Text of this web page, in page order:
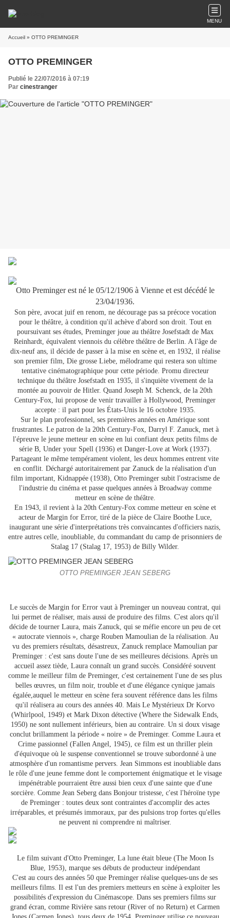
MENU
Accueil » OTTO PREMINGER
OTTO PREMINGER
Publié le 22/07/2016 à 07:19
Par cinestranger
Otto Preminger est né le 05/12/1906 à Vienne et est décédé le
23/04/1936.
Son père, avocat juif en renom, ne décourage pas sa précoce vocation
pour le théâtre, à condition qu'il achève d'abord son droit. Tout en
poursuivant ses études, Preminger joue au théâtre Josefstadt de Max
Reinhardt, équivalent viennois du célèbre théâtre de Berlin. A l'âge de
dix-neuf ans, il décide de passer à la mise en scène et, en 1932, il réalise
son premier film, Die grosse Liebe, mélodrame qui restera son ultime
tentative cinématographique pour cette période. Promu directeur
technique du théâtre Josefstadt en 1935, il s'inquiète vivement de la
montée au pouvoir de Hitler. Quand Joseph M. Schenck, de la 20th
Century-Fox, lui propose de venir travailler à Hollywood, Preminger
accepte : il part pour les États-Unis le 16 octobre 1935.
Sur le plan professionnel, ses premières années en Amérique sont
frustrantes. Le patron de la 20th Century-Fox, Darryl F. Zanuck, met à
l'épreuve le jeune metteur en scène en lui confiant deux petits films de
série B, Under your Spell (1936) et Danger-Love at Work (1937).
Partageant le même tempérament violent, les deux hommes entrent vite
en conflit. Déchargé autoritairement par Zanuck de la réalisation d'un
film important, Kidnappée (1938), Otto Preminger subit l'ostracisme de
l'industrie du cinéma et passe quelques années à Broadway comme
metteur en scène de théâtre.
En 1943, il revient à la 20th Century-Fox comme metteur en scène et
acteur de Margin for Error, tiré de la pièce de Claire Boothe Luce,
inaugurant une série d'interprétations très convaincantes d'officiers nazis,
entre autres celle, inoubliable, du commandant du camp de prisonniers de
Stalag 17 (Stalag 17, 1953) de Billy Wilder.
OTTO PREMINGER JEAN SEBERG
Le succès de Margin for Error vaut à Preminger un nouveau contrat, qui
lui permet de réaliser, mais aussi de produire des films. C'est alors qu'il
décide de tourner Laura, mais Zanuck, qui se méfie encore un peu de cet
« autocrate viennois », charge Rouben Mamoulian de la réalisation. Au
vu des premiers résultats, désastreux, Zanuck remplace Mamoulian par
Preminger : c'est sans doute l'une de ses meilleures décisions. Après un
accueil assez tiède, Laura connaît un grand succès. Considéré souvent
comme le meilleur film de Preminger, c'est certainement l'une de ses plus
belles œuvres, un film noir, trouble et d'une élégance cynique jamais
égalée,auquel le metteur en scène fera souvent référence dans les films
qu'il réalisera au cours des années 40. Mais Le Mystérieux Dr Korvo
(Whirlpool, 1949) et Mark Dixon détective (Where the Sidewalk Ends,
1950) ne sont nullement inférieurs, bien au contraire. Un si doux visage
conclut brillamment la période « noire » de Preminger. Comme Laura et
Crime passionnel (Fallen Angel, 1945), ce film est un thriller plein
d'équivoque où le suspense conventionnel se trouve subordonné à une
atmosphère d'un romantisme pervers. Jean Simmons est inoubliable dans
le rôle d'une jeune femme dont le comportement énigmatique et le visage
impénétrable pourraient être aussi bien ceux d'une sainte que d'une
sorcière. Comme Jean Seberg dans Bonjour tristesse, c'est l'héroïne type
de Preminger : toutes deux sont contraintes d'accomplir des actes
irréparables, et présumés immoraux, par des pulsions trop fortes qu'elles
ne peuvent ni comprendre ni maîtriser.
Le film suivant d'Otto Preminger, La lune était bleue (The Moon Is
Blue, 1953), marque ses débuts de producteur indépendant
C'est au cours des années 50 que Preminger réalise quelques-uns de ses
meilleurs films. Il est l'un des premiers metteurs en scène à exploiter les
possibilités d'expression du Cinémascope. Dans ses premiers films sur
grand écran, comme Rivière sans retour (River of no Return) et Carmen